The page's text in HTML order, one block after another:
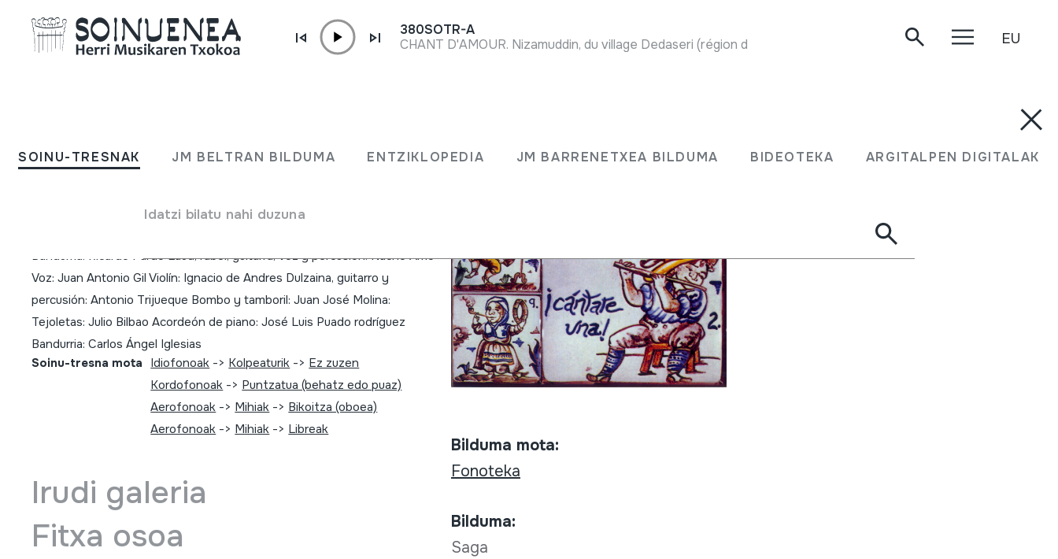
SOINU-TRESNAK JM BELTRAN BILDUMA ENTZIKLOPEDIA JM BARRENETXEA BILDUMA BIDEOTEKA ARGITALPEN DIGITALAK
Idatzi bilatu nahi duzuna
380SOTR-A
EU
Cántate Una
Arándano Voz y percusión: Inmaculada Aragones, Belén Aragonés, Virginia
Bandurria: Ricardo Pardo Laud, rabel, guitarra, voz y percusión: Nacho Amo
Voz: Juan Antonio Gil Violín: Ignacio de Andres Dulzaina, guitarro y
percusión: Antonio Trijueque Bombo y tamboril: Juan José Molina:
Tejoletas: Julio Bilbao Acordeón de piano: José Luis Puado rodríguez
Bandurria: Carlos Ángel Iglesias
Soinu-tresna mota Idiofonoak -> Kolpeaturik -> Ez zuzen
Kordofonoak -> Puntzatua (behatz edo puaz)
Aerofonoak -> Mihiak -> Bikoitza (oboea)
Aerofonoak -> Mihiak -> Libreak
Irudi galeria
Fitxa osoa
Bilduma mota:
Fonoteka
Bilduma:
Saga